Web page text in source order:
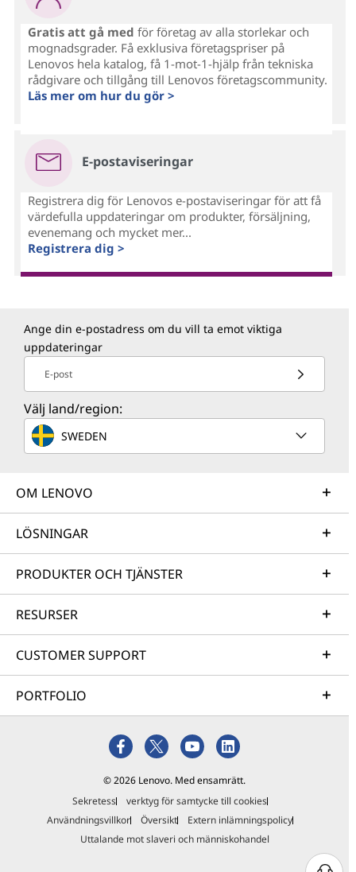
Gratis att gå med för företag av alla storlekar och
mognadsgrader. Få exklusiva företagspriser på
Lenovos hela katalog, få 1-mot-1-hjälp från tekniska
rådgivare och tillgång till Lenovos företagscommunity.
Läs mer om hur du gör >
E-postaviseringar
Registrera dig för Lenovos e-postaviseringar för att få
värdefulla uppdateringar om produkter, försäljning,
evenemang och mycket mer...
Registrera dig >
Ange din e-postadress om du vill ta emot viktiga
uppdateringar
E-post
Välj land/region:
SWEDEN
OM LENOVO
LÖSNINGAR
PRODUKTER OCH TJÄNSTER
RESURSER
CUSTOMER SUPPORT
PORTFOLIO
© 2026 Lenovo. Med ensamrätt.
Sekretess
verktyg för samtycke till cookies
Användningsvillkor
Översikt
Extern inlämningspolicy
Uttalande mot slaveri och människohandel